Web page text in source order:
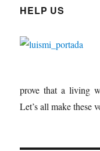
HELP US
prove that a living
Let’s all make these